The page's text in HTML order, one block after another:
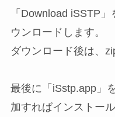
「Download iSSTP
ウンロードします。
ダウンロード後は、
最後に「iSstp.app」
加すればインストー